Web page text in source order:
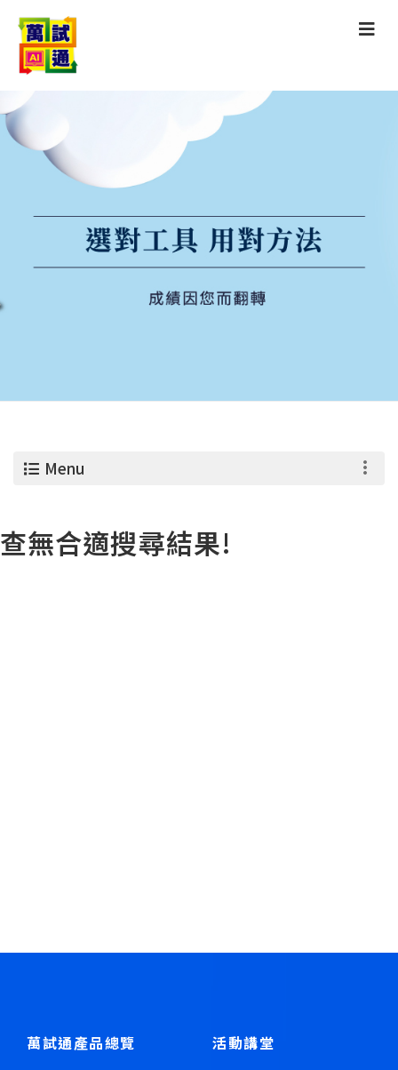
Menu
查無合適搜尋結果!
萬試通產品總覽 活動講堂